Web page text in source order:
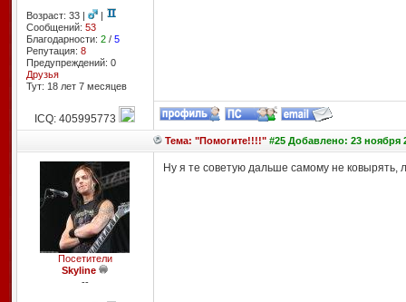
Возраст: 33 |
|
Сообщений: 53
Благодарности: 2/ 5
Репутация: 8
Предупреждений: 0
Друзья
Тут: 18 лет 7 месяцев
ICQ: 405995773
Тема: "Помогите!!!!"#25 Добавлено: 23 ноября
Посетители
Skyline
--
Ну я те советую дальше самому не ковырять,